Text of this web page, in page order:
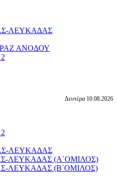
ΛΕΥΚΑΔΑΣ
ΑΝΟΔΟΥ
Δευτέρα 10.08.2026
ΛΕΥΚΑΔΑΣ
ΛΕΥΚΑΔΑΣ (Α΄ΟΜΙΛΟΣ)
ΛΕΥΚΑΔΑΣ (Β΄ΟΜΙΛΟΣ)